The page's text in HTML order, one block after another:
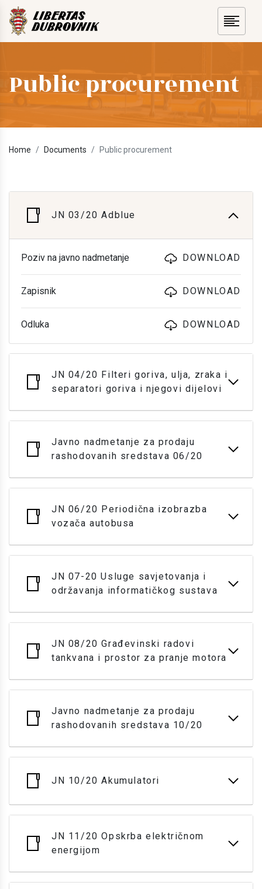
Public procurement
Home Documents Public procurement
JN 03/20 Adblue
Poziv na javno nadmetanje DOWNLOAD
Zapisnik DOWNLOAD
Odluka DOWNLOAD
JN 04/20 Filteri goriva, ulja, zraka i
separatori goriva i njegovi dijelovi
Javno nadmetanje za prodaju
rashodovanih sredstava 06/20
JN 06/20 Periodična izobrazba
vozača autobusa
JN 07-20 Usluge savjetovanja i
održavanja informatičkog sustava
JN 08/20 Građevinski radovi
tankvana i prostor za pranje motora
Javno nadmetanje za prodaju
rashodovanih sredstava 10/20
JN 10/20 Akumulatori
JN 11/20 Opskrba električnom
energijom